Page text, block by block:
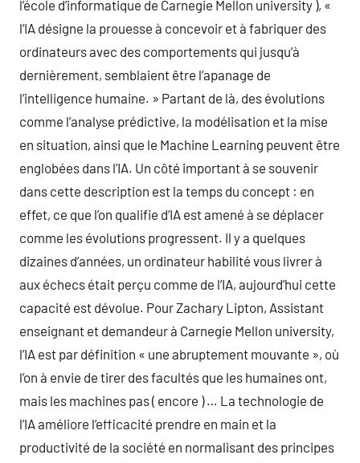
l’école d’informatique de Carnegie Mellon university ), «
l’IA désigne la prouesse à concevoir et à fabriquer des
ordinateurs avec des comportements qui jusqu’à
dernièrement, semblaient être l’apanage de
l’intelligence humaine. » Partant de là, des évolutions
comme l’analyse prédictive, la modélisation et la mise
en situation, ainsi que le Machine Learning peuvent être
englobées dans l’IA. Un côté important à se souvenir
dans cette description est la temps du concept : en
effet, ce que l’on qualifie d’IA est amené à se déplacer
comme les évolutions progressent. Il y a quelques
dizaines d’années, un ordinateur habilité vous livrer à
aux échecs était perçu comme de l’IA, aujourd’hui cette
capacité est dévolue. Pour Zachary Lipton, Assistant
enseignant et demandeur à Carnegie Mellon university,
l’IA est par définition « une abruptement mouvante », où
l’on à envie de tirer des facultés que les humaines ont,
mais les machines pas ( encore ) … La technologie de
l’IA améliore l’efficacité prendre en main et la
productivité de la société en normalisant des principes